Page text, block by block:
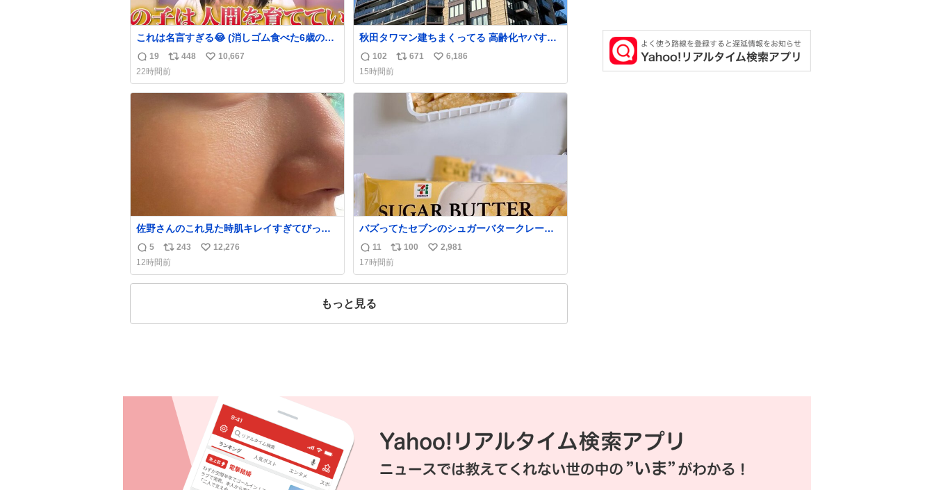
これは名言すぎる😂 (消しゴム食べた6歳の弟
を思い出しながら)
返
信
数
19
リ
ポ
ス
ト
448
い
ね
数
10,667
22時間前
秋田タワマン建ちまくってる 高齢化ヤバすぎ
て駅前にコンパクトシティつくって高齢者を
住ませる考えらしい 病院も全部駅前にある
返
信
数
102
リ
ス
数
671
い
ね
数
6,186
15時間前
佐野さんのこれ見た時肌キレイすぎてびっく
りしたし、やはりアイドルって体型･肌管理す
ごすぎる
返
信
数
5
リ
ポ
ス
243
い
ね
12,276
12時間前
バズってたセブンのシュガーバタークレープ
うますぎて7NOWで買い溜め🛒💭
返
信
数
11
リ
ポ
ス
100
い
ね
2,981
17時間前
もっと見る